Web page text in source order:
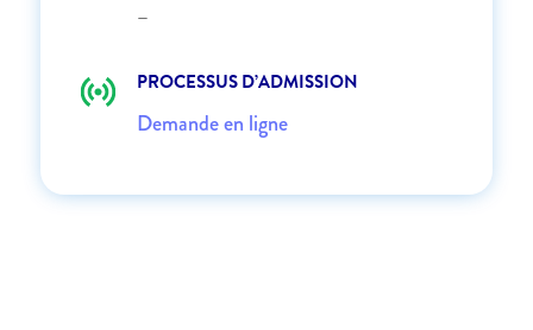
–
PROCESSUS D’ADMISSION
Demande en ligne